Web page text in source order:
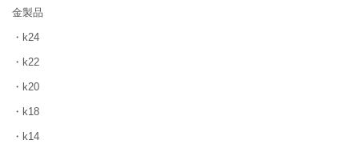
金製品
・k24
・k22
・k20
・k18
・k14